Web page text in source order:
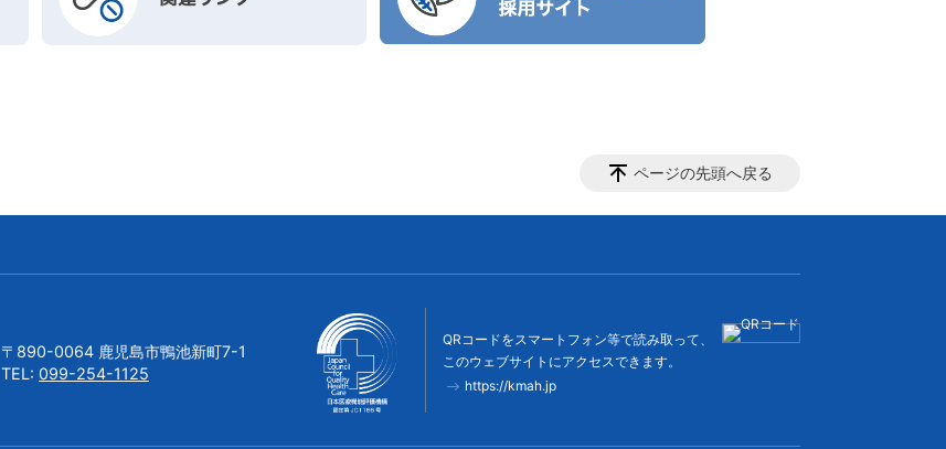
ページの先頭へ戻る
〒890-0064 鹿児島市鴨池新町7-1
TEL: 099-254-1125
QRコードをスマートフォン等で読み取って、
このウェブサイトにアクセスできます。
https://kmah.jp